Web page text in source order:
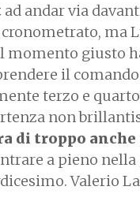
ad andar via
ma
momento giusto
il
terzo e
non
di troppo anche
a pieno
Valerio